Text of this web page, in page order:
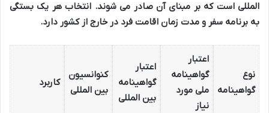
المللی است که بر مبنای آن صادر می شوند. انتخاب هر یک بستگی
به برنامه سفر و مدت زمان اقامت فرد در خارج از کشور دارد.
نوع
گواهینامه
اعتبار
گواهینامه
ملی مورد
نیاز
اعتبار
گواهینامه
بین المللی
کنوانسیون
بین المللی
کاربرد